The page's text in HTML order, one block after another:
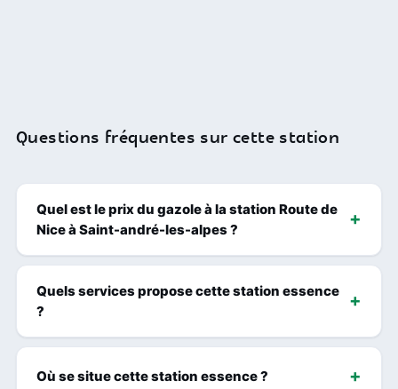
Questions fréquentes sur cette station
Quel est le prix du gazole à la station Route de
Nice à Saint-andré-les-alpes ?
Quels services propose cette station essence
?
Où se situe cette station essence ?